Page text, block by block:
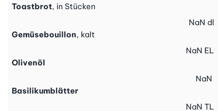
Toastbrot, in Stücken
Gemüsebouillon, kalt
NaN dl
Olivenöl
NaN EL
Basilikumblätter
NaN
NaN TL